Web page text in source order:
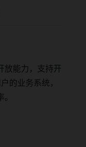
放能力，支持开
的业务系统，